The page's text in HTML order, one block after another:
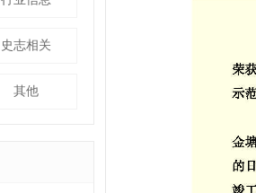
史志相关
其他